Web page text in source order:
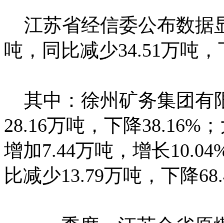
江苏省经信委公布数据
吨，同比减少34.51万吨，
其中：徐州矿务集团有
28.16万吨，下降38.16%
增加7.44万吨，增长
比减少13.79万吨，下降